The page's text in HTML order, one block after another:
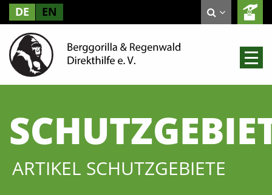
DE EN
ARTIKEL SCHUTZGEBIETE